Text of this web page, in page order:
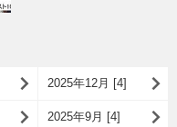
2025年12月 [4]
2025年9月 [4]